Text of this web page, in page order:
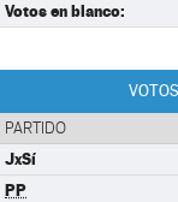
Votos en blanco:
PARTIDO
JxSí
PP